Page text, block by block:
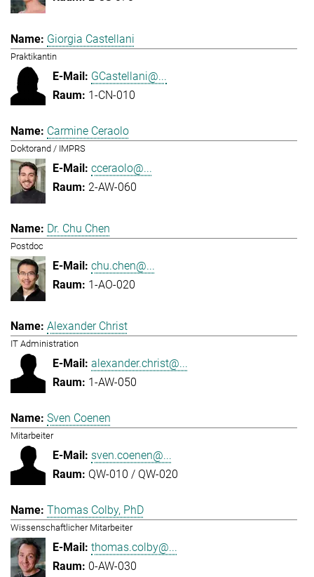
Giorgia Castellani
Praktikantin
GCastellani@...
1-CN-010
Carmine Ceraolo
Doktorand / IMPRS
cceraolo@...
2-AW-060
Dr. Chu Chen
Postdoc
chu.chen@...
1-AO-020
Alexander Christ
IT Administration
alexander.christ@...
1-AW-050
Sven Coenen
Mitarbeiter
sven.coenen@...
QW-010 / QW-020
Thomas Colby, PhD
Wissenschaftlicher Mitarbeiter
thomas.colby@...
0-AW-030